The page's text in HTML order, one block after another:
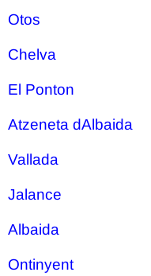
Otos
Chelva
El Ponton
Atzeneta dAlbaida
Vallada
Jalance
Albaida
Ontinyent